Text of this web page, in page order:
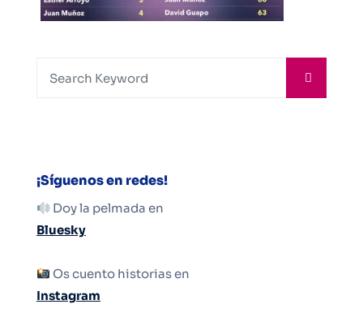
¡Síguenos en redes!
Doy la pelmada en
Bluesky
Os cuento historias en
Instagram